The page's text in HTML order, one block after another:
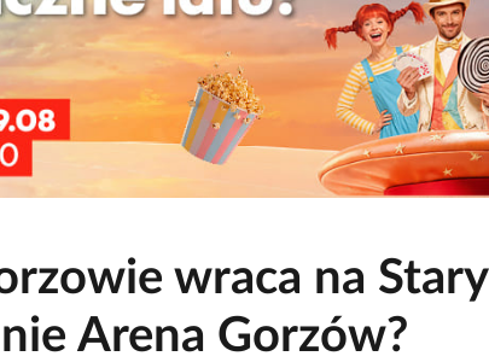
wraca na Stary
Arena Gorzów?